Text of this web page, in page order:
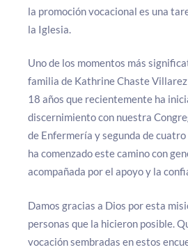
la promoción vocacional es una
la Iglesia.
Uno de los momentos más
familia de Kathrine Chaste Villarez
18 años que recientemente ha
discernimiento con nuestra
de Enfermería y segunda de
ha comenzado este camino con
acompañada por el apoyo y la
Damos gracias a Dios por esta
personas que la hicieron posible.
vocación sembradas en estos